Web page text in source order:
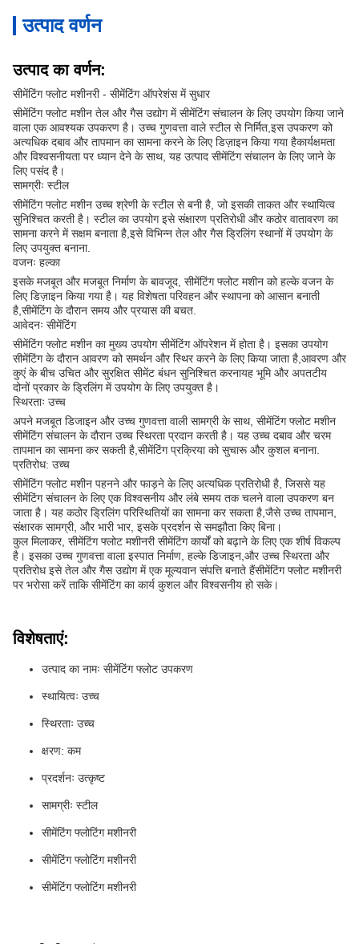
उत्पाद वर्णन
उत्पाद का वर्णन:
सीमेंटिंग फ्लोट मशीनरी - सीमेंटिंग ऑपरेशंस में सुधार
सीमेंटिंग फ्लोट मशीन तेल और गैस उद्योग में सीमेंटिंग संचालन के लिए उपयोग किया जाने
वाला एक आवश्यक उपकरण है। उच्च गुणवत्ता वाले स्टील से निर्मित,इस उपकरण को
अत्यधिक दबाव और तापमान का सामना करने के लिए डिज़ाइन किया गया हैकार्यक्षमता
और विश्वसनीयता पर ध्यान देने के साथ, यह उत्पाद सीमेंटिंग संचालन के लिए जाने के
लिए पसंद है।
सामग्रीः स्टील
सीमेंटिंग फ्लोट मशीन उच्च श्रेणी के स्टील से बनी है, जो इसकी ताकत और स्थायित्व
सुनिश्चित करती है। स्टील का उपयोग इसे संक्षारण प्रतिरोधी और कठोर वातावरण का
सामना करने में सक्षम बनाता है,इसे विभिन्न तेल और गैस ड्रिलिंग स्थानों में उपयोग के
लिए उपयुक्त बनाना.
वजनः हल्का
इसके मजबूत और मजबूत निर्माण के बावजूद, सीमेंटिंग फ्लोट मशीन को हल्के वजन के
लिए डिज़ाइन किया गया है। यह विशेषता परिवहन और स्थापना को आसान बनाती
है,सीमेंटिंग के दौरान समय और प्रयास की बचत.
आवेदनः सीमेंटिंग
सीमेंटिंग फ्लोट मशीन का मुख्य उपयोग सीमेंटिंग ऑपरेशन में होता है। इसका उपयोग
सीमेंटिंग के दौरान आवरण को समर्थन और स्थिर करने के लिए किया जाता है,आवरण और
कुएं के बीच उचित और सुरक्षित सीमेंट बंधन सुनिश्चित करनायह भूमि और अपतटीय
दोनों प्रकार के ड्रिलिंग में उपयोग के लिए उपयुक्त है।
स्थिरताः उच्च
अपने मजबूत डिजाइन और उच्च गुणवत्ता वाली सामग्री के साथ, सीमेंटिंग फ्लोट मशीन
सीमेंटिंग संचालन के दौरान उच्च स्थिरता प्रदान करती है। यह उच्च दबाव और चरम
तापमान का सामना कर सकती है,सीमेंटिंग प्रक्रिया को सुचारू और कुशल बनाना.
प्रतिरोध: उच्च
सीमेंटिंग फ्लोट मशीन पहनने और फाड़ने के लिए अत्यधिक प्रतिरोधी है, जिससे यह
सीमेंटिंग संचालन के लिए एक विश्वसनीय और लंबे समय तक चलने वाला उपकरण बन
जाता है। यह कठोर ड्रिलिंग परिस्थितियों का सामना कर सकता है,जैसे उच्च तापमान,
संक्षारक सामग्री, और भारी भार, इसके प्रदर्शन से समझौता किए बिना।
कुल मिलाकर, सीमेंटिंग फ्लोट मशीनरी सीमेंटिंग कार्यों को बढ़ाने के लिए एक शीर्ष विकल्प
है। इसका उच्च गुणवत्ता वाला इस्पात निर्माण, हल्के डिजाइन,और उच्च स्थिरता और
प्रतिरोध इसे तेल और गैस उद्योग में एक मूल्यवान संपत्ति बनाते हैंसीमेंटिंग फ्लोट मशीनरी
पर भरोसा करें ताकि सीमेंटिंग का कार्य कुशल और विश्वसनीय हो सके।
विशेषताएं:
उत्पाद का नामः सीमेंटिंग फ्लोट उपकरण
स्थायित्वः उच्च
स्थिरताः उच्च
क्षरण: कम
प्रदर्शनः उत्कृष्ट
सामग्रीः स्टील
सीमेंटिंग फ्लोटिंग मशीनरी
सीमेंटिंग फ्लोटिंग मशीनरी
सीमेंटिंग फ्लोटिंग मशीनरी